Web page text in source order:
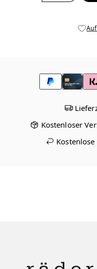
Kostenloser